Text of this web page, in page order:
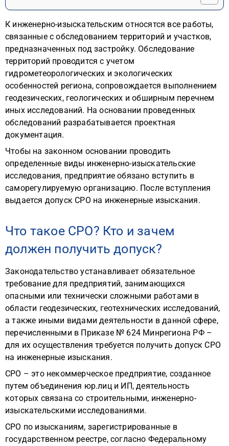
К инженерно-изыскательским относятся все работы,
связанные с обследованием территорий и участков,
предназначенных под застройку. Обследование
территорий проводится с учетом
гидрометеорологических и экологических
особенностей региона, сопровождается выполнением
геодезических, геологических и обширным перечнем
иных исследований. На основании проведенных
обследований разрабатывается проектная
документация.
Чтобы на законном основании проводить
определенные виды инженерно-изыскательские
исследования, предприятие обязано вступить в
саморегулируемую организацию. После вступления
выдается допуск СРО на инженерные изыскания.
Что такое СРО? Кто и зачем
должен получить допуск?
Законодательство устанавливает обязательное
требование для предприятий, занимающихся
опасными или технически сложными работами в
области геодезических, геотехнических исследований,
а также иными видами деятельности в данной сфере,
перечисленными в Приказе № 624 Минрегиона РФ –
для их осуществления требуется получить допуск СРО
на инженерные изыскания.
СРО – это некоммерческое предприятие, созданное
путем объединения юр.лиц и ИП, деятельность
которых связана со строительными, инженерно-
изыскательскими исследованиями.
СРО по изысканиям, зарегистрированные в
государственном реестре, согласно Федеральному